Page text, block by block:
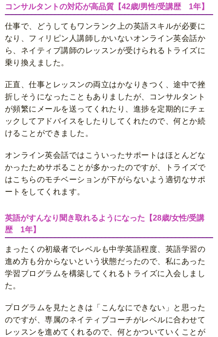
コンサルタントの対応が高品質【42歳/男性/受講歴 1年】
仕事で、どうしてもワンランク上の英語スキルが必要に
なり、フィリピン人講師しかいないオンライン英会話か
ら、ネイティブ講師のレッスンが受けられるトライズに
乗り換えました。
正直、仕事とレッスンの両立はかなりきつく、途中で挫
折しそうになったこともありましたが、コンサルタント
が頻繁にメールを送ってくれたり、進捗を定期的にチェ
ックしてアドバイスをしたりしてくれたので、何とか続
けることができました。
オンライン英会話ではこういったサポートはほとんどな
かったためサボることが多かったのですが、トライズで
はこちらのモチベーションが下がらないよう適切なサポ
ートをしてくれます。
英語がすんなり聞き取れるようになった【28歳/女性/受講
歴 1年】
まったくの初級者でレベルも中学英語程度、英語学習の
進め方も分からないという状態だったので、私にあった
学習プログラムを構築してくれるトライズに入会しまし
た。
プログラムを見たときは「こんなにできない」と思った
のですが、専属のネイティブコーチがレベルに合わせて
レッスンを進めてくれるので、何とかついていくことが